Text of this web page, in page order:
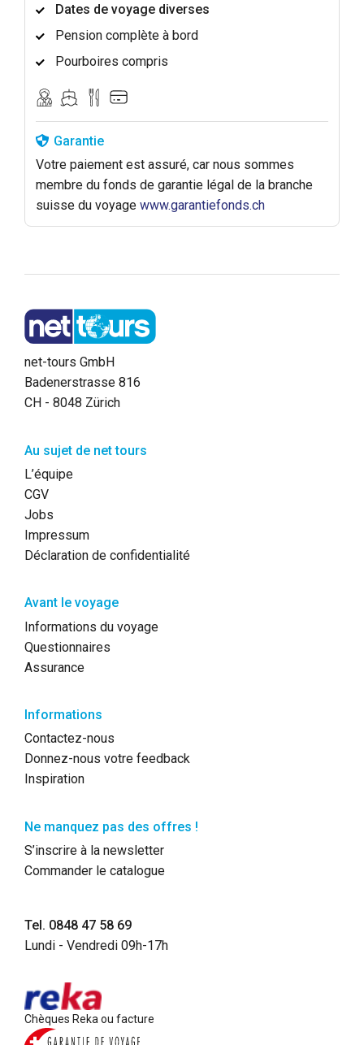
Dates de voyage diverses
Pension complète à bord
Pourboires compris
Garantie
Votre paiement est assuré, car nous sommes
membre du fonds de garantie légal de la branche
suisse du voyage www.garantiefonds.ch
net-tours GmbH
Badenerstrasse 816
CH - 8048 Zürich
Au sujet de net tours
L’équipe
CGV
Jobs
Impressum
Déclaration de confidentialité
Avant le voyage
Informations du voyage
Questionnaires
Assurance
Informations
Contactez-nous
Donnez-nous votre feedback
Inspiration
Ne manquez pas des offres !
S’inscrire à la newsletter
Commander le catalogue
Tel. 0848 47 58 69
Lundi - Vendredi 09h-17h
Chèques Reka ou facture